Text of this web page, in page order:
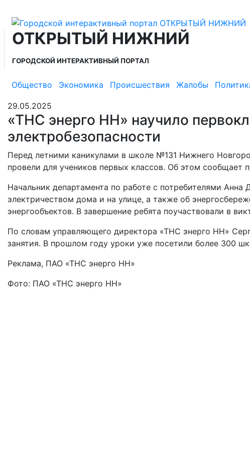
ОТКРЫТЫЙ НИЖНИЙ
ГОРОДСКОЙ ИНТЕРАКТИВНЫЙ ПОРТАЛ
Общество Экономика Происшествия Жалобы
29.05.2025
«ТНС энерго НН» научило
электробезопасности
Перед летними каникулами в школе №131 Нижнего
провели для учеников первых классов. Об этом сообщает
Начальник департамента по работе с потребителями
электричеством дома и на улице, а также об
энергообъектов. В завершение ребята поучаствовали в
По словам управляющего директора «ТНС энерго НН»
занятия. В прошлом году уроки уже посетили более 300
Реклама, ПАО «ТНС энерго НН»
Фото: ПАО «ТНС энерго НН»